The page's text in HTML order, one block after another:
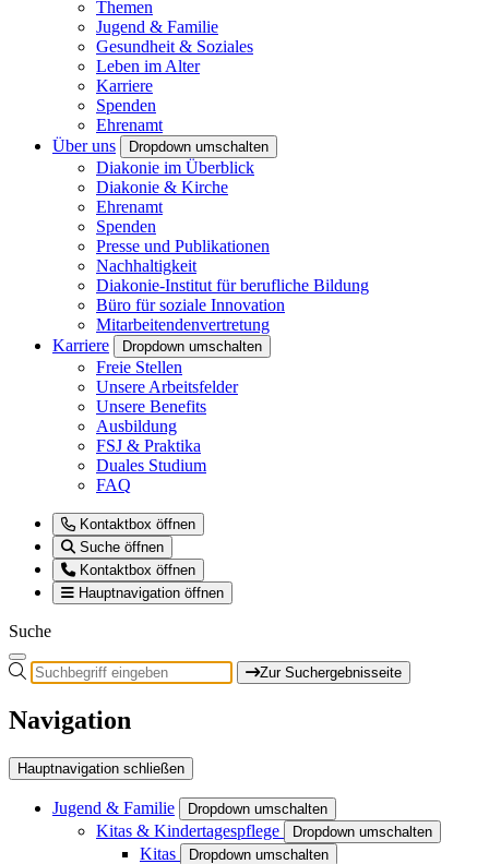
Themen
Jugend & Familie
Gesundheit & Soziales
Leben im Alter
Karriere
Spenden
Ehrenamt
Über uns
Dropdown umschalten
Diakonie im Überblick
Diakonie & Kirche
Ehrenamt
Spenden
Presse und Publikationen
Nachhaltigkeit
Diakonie-Institut für berufliche Bildung
Büro für soziale Innovation
Mitarbeitendenvertretung
Karriere
Dropdown umschalten
Freie Stellen
Unsere Arbeitsfelder
Unsere Benefits
Ausbildung
FSJ & Praktika
Duales Studium
FAQ
Kontaktbox öffnen
Suche öffnen
Kontaktbox öffnen
Hauptnavigation öffnen
Suche
Zur Suchergebnisseite
Navigation
Hauptnavigation schließen
Jugend & Familie Dropdown umschalten
Kitas & Kindertagespflege Dropdown umschalten
Kitas Dropdown umschalten